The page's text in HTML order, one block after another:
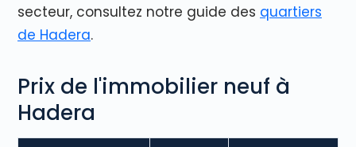
secteur, consultez notre guide des quartiers
de Hadera.
Prix de l'immobilier neuf à
Hadera